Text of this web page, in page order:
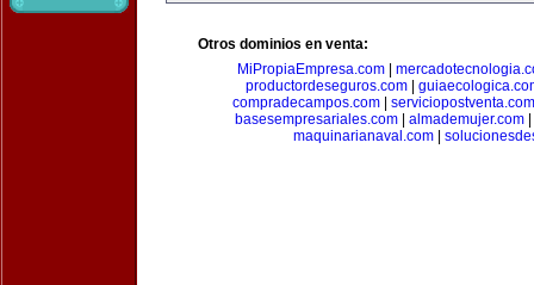
Otros dominios en venta:
MiPropiaEmpresa.com
productordeseguros.com|
compradecampos.com| serviciopostventa.com
basesempresariales.com| almademujer.com|
maquinarianaval.com|